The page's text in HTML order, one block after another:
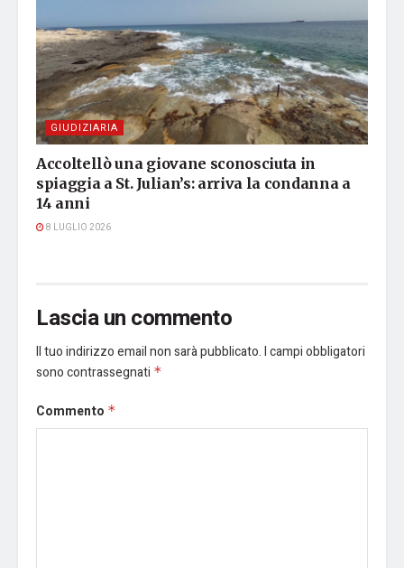
GIUDIZIARIA
Accoltellò una giovane sconosciuta in
spiaggia a St. Julian’s: arriva la condanna a
14 anni
8 LUGLIO 2026
Lascia un commento
Il tuo indirizzo email non sarà pubblicato.I campi obbligatori
sono contrassegnati *
Commento *